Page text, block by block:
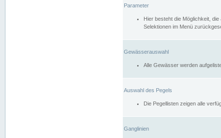
Parameter
Hier besteht die Möglichkeit,
Selektionen im Menü
Gewässerauswahl
Alle Gewässer werden
Auswahl des Pegels
Die Pegellisten zeigen alle
Ganglinien